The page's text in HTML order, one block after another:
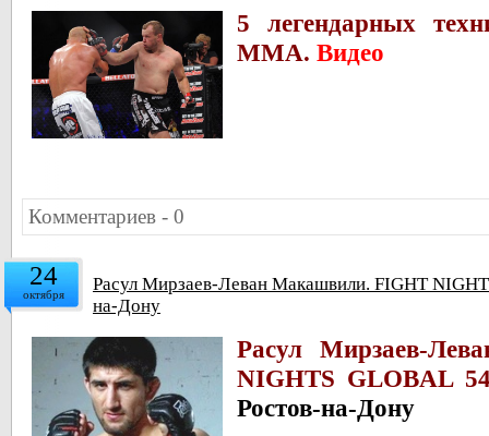
5 легендарных
ММА. Видео
Комментариев - 0
24
октября
Расул Мирзаев-Леван Макашвили. FIGHT
на-Дону
Расул Мирзаев-
NIGHTS GLOBAL
Ростов-на-Дону